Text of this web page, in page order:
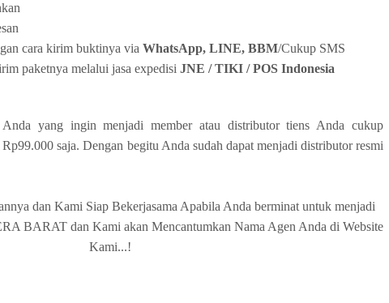
cara kirim buktinya via WhatsApp, LINE, BBM/Cukup SMS
paketnya melalui jasa expedisi JNE / TIKI / POS Indonesia
yang ingin menjadi member atau distributor tiens Anda cukup
saja. Dengan begitu Anda sudah dapat menjadi distributor resmi
dan Kami Siap Bekerjasama Apabila Anda berminat untuk menjadi
BARAT dan Kami akan Mencantumkan Nama Agen Anda di Website
Kami...!